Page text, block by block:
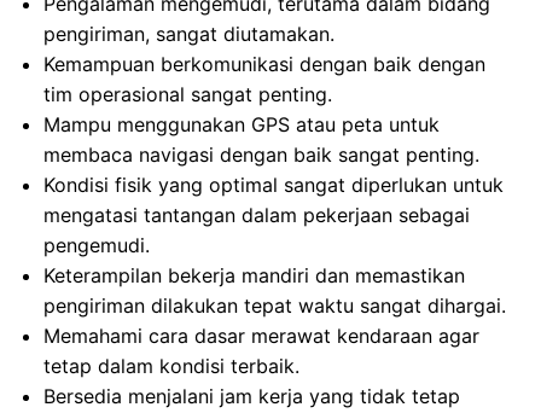
pengiriman, sangat diutamakan.
Kemampuan berkomunikasi dengan baik dengan
tim operasional sangat penting.
Mampu menggunakan GPS atau peta untuk
membaca navigasi dengan baik sangat penting.
Kondisi fisik yang optimal sangat diperlukan untuk
mengatasi tantangan dalam pekerjaan sebagai
pengemudi.
Keterampilan bekerja mandiri dan memastikan
pengiriman dilakukan tepat waktu sangat dihargai.
Memahami cara dasar merawat kendaraan agar
tetap dalam kondisi terbaik.
Bersedia menjalani jam kerja yang tidak tetap